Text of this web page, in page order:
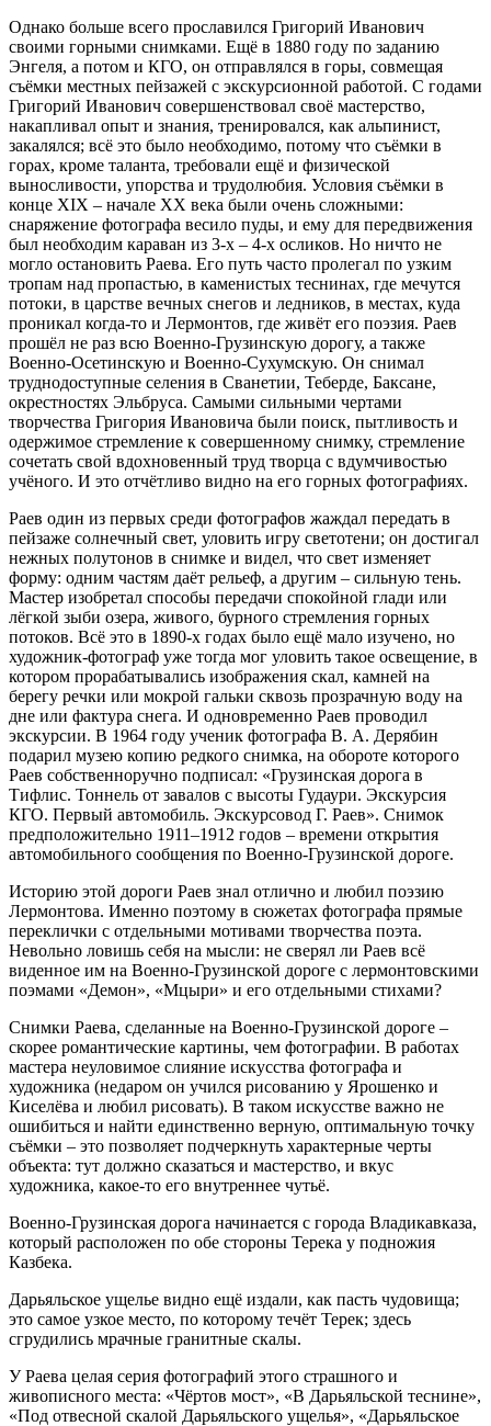
Однако больше всего прославился Григорий Иванович
своими горными снимками. Ещё в 1880 году по заданию
Энгеля, а потом и КГО, он отправлялся в горы, совмещая
съёмки местных пейзажей с экскурсионной работой. С годами
Григорий Иванович совершенствовал своё мастерство,
накапливал опыт и знания, тренировался, как альпинист,
закалялся; всё это было необходимо, потому что съёмки в
горах, кроме таланта, требовали ещё и физической
выносливости, упорства и трудолюбия. Условия съёмки в
конце XIX – начале XX века были очень сложными:
снаряжение фотографа весило пуды, и ему для передвижения
был необходим караван из 3-х – 4-х осликов. Но ничто не
могло остановить Раева. Его путь часто пролегал по узким
тропам над пропастью, в каменистых теснинах, где мечутся
потоки, в царстве вечных снегов и ледников, в местах, куда
проникал когда-то и Лермонтов, где живёт его поэзия. Раев
прошёл не раз всю Военно-Грузинскую дорогу, а также
Военно-Осетинскую и Военно-Сухумскую. Он снимал
труднодоступные селения в Сванетии, Теберде, Баксане,
окрестностях Эльбруса. Самыми сильными чертами
творчества Григория Ивановича были поиск, пытливость и
одержимое стремление к совершенному снимку, стремление
сочетать свой вдохновенный труд творца с вдумчивостью
учёного. И это отчётливо видно на его горных фотографиях.
Раев один из первых среди фотографов жаждал передать в
пейзаже солнечный свет, уловить игру светотени; он достигал
нежных полутонов в снимке и видел, что свет изменяет
форму: одним частям даёт рельеф, а другим – сильную тень.
Мастер изобретал способы передачи спокойной глади или
лёгкой зыби озера, живого, бурного стремления горных
потоков. Всё это в 1890-х годах было ещё мало изучено, но
художник-фотограф уже тогда мог уловить такое освещение, в
котором прорабатывались изображения скал, камней на
берегу речки или мокрой гальки сквозь прозрачную воду на
дне или фактура снега. И одновременно Раев проводил
экскурсии. В 1964 году ученик фотографа В. А. Дерябин
подарил музею копию редкого снимка, на обороте которого
Раев собственноручно подписал: «Грузинская дорога в
Тифлис. Тоннель от завалов с высоты Гудаури. Экскурсия
КГО. Первый автомобиль. Экскурсовод Г. Раев». Снимок
предположительно 1911–1912 годов – времени открытия
автомобильного сообщения по Военно-Грузинской дороге.
Историю этой дороги Раев знал отлично и любил поэзию
Лермонтова. Именно поэтому в сюжетах фотографа прямые
переклички с отдельными мотивами творчества поэта.
Невольно ловишь себя на мысли: не сверял ли Раев всё
виденное им на Военно-Грузинской дороге с лермонтовскими
поэмами «Демон», «Мцыри» и его отдельными стихами?
Снимки Раева, сделанные на Военно-Грузинской дороге –
скорее романтические картины, чем фотографии. В работах
мастера неуловимое слияние искусства фотографа и
художника (недаром он учился рисованию у Ярошенко и
Киселёва и любил рисовать). В таком искусстве важно не
ошибиться и найти единственно верную, оптимальную точку
съёмки – это позволяет подчеркнуть характерные черты
объекта: тут должно сказаться и мастерство, и вкус
художника, какое-то его внутреннее чутьё.
Военно-Грузинская дорога начинается с города Владикавказа,
который расположен по обе стороны Терека у подножия
Казбека.
Дарьяльское ущелье видно ещё издали, как пасть чудовища;
это самое узкое место, по которому течёт Терек; здесь
сгрудились мрачные гранитные скалы.
У Раева целая серия фотографий этого страшного и
живописного места: «Чёртов мост», «В Дарьяльской теснине»,
«Под отвесной скалой Дарьяльского ущелья», «Дарьяльское